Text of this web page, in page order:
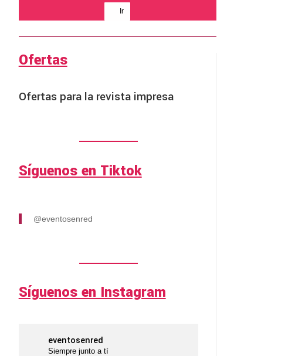
Ir
Ofertas
Ofertas para la revista impresa
Síguenos en Tiktok
@eventosenred
Síguenos en Instagram
eventosenred
Siempre junto a tí